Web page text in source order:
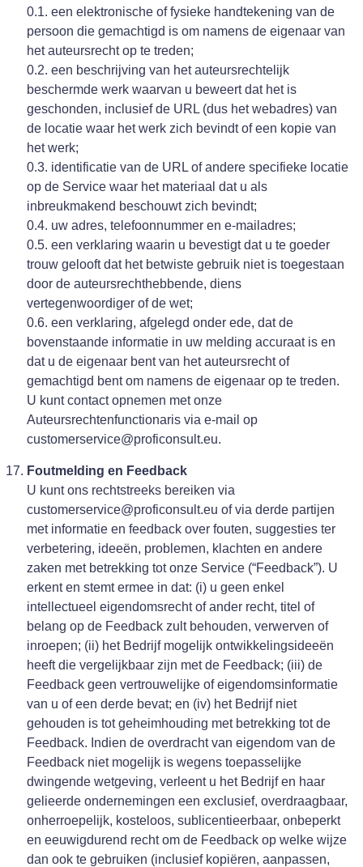
0.1. een elektronische of fysieke handtekening van de
persoon die gemachtigd is om namens de eigenaar van
het auteursrecht op te treden;
0.2. een beschrijving van het auteursrechtelijk
beschermde werk waarvan u beweert dat het is
geschonden, inclusief de URL (dus het webadres) van
de locatie waar het werk zich bevindt of een kopie van
het werk;
0.3. identificatie van de URL of andere specifieke locatie
op de Service waar het materiaal dat u als
inbreukmakend beschouwt zich bevindt;
0.4. uw adres, telefoonnummer en e-mailadres;
0.5. een verklaring waarin u bevestigt dat u te goeder
trouw gelooft dat het betwiste gebruik niet is toegestaan
door de auteursrechthebbende, diens
vertegenwoordiger of de wet;
0.6. een verklaring, afgelegd onder ede, dat de
bovenstaande informatie in uw melding accuraat is en
dat u de eigenaar bent van het auteursrecht of
gemachtigd bent om namens de eigenaar op te treden.
U kunt contact opnemen met onze
Auteursrechtenfunctionaris via e-mail op
customerservice@proficonsult.eu.
Foutmelding en Feedback
U kunt ons rechtstreeks bereiken via
customerservice@proficonsult.eu of via derde partijen
met informatie en feedback over fouten, suggesties ter
verbetering, ideeën, problemen, klachten en andere
zaken met betrekking tot onze Service (“Feedback”). U
erkent en stemt ermee in dat: (i) u geen enkel
intellectueel eigendomsrecht of ander recht, titel of
belang op de Feedback zult behouden, verwerven of
inroepen; (ii) het Bedrijf mogelijk ontwikkelingsideeën
heeft die vergelijkbaar zijn met de Feedback; (iii) de
Feedback geen vertrouwelijke of eigendomsinformatie
van u of een derde bevat; en (iv) het Bedrijf niet
gehouden is tot geheimhouding met betrekking tot de
Feedback. Indien de overdracht van eigendom van de
Feedback niet mogelijk is wegens toepasselijke
dwingende wetgeving, verleent u het Bedrijf en haar
gelieerde ondernemingen een exclusief, overdraagbaar,
onherroepelijk, kosteloos, sublicentieerbaar, onbeperkt
en eeuwigdurend recht om de Feedback op welke wijze
dan ook te gebruiken (inclusief kopiëren, aanpassen,